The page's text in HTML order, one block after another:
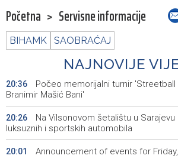
Početna > Servisne informacije
BIHAMK SAOBRAĆAJ
NAJNOVIJE
20:36
Počeo memorijalni turnir 'Streetball
Branimir Mašić Bani'
20:26
Na Vilsonovom šetalištu u
luksuznih i sportskih automobila
20:01 Announcement of events for